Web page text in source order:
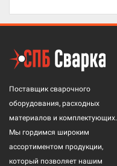
Поставщик сварочного
оборудования, расходных
материалов и комплектующих.
Мы гордимся широким
ассортиментом продукции,
который позволяет нашим